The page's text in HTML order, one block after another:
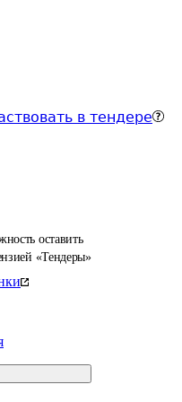
в тендере
оставить
«Тендеры»